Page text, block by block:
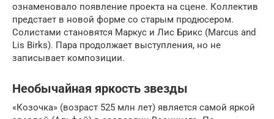
ознаменовало появление проекта на сцене. Коллектив
предстает в новой форме со старым продюсером.
Солистами становятся Маркус и Лис Брикс (Marcus and
Lis Birks). Пара продолжает выступления, но не
записывает композиции.
Необычайная яркость звезды
«Козочка» (возраст 525 млн лет) является самой яркой